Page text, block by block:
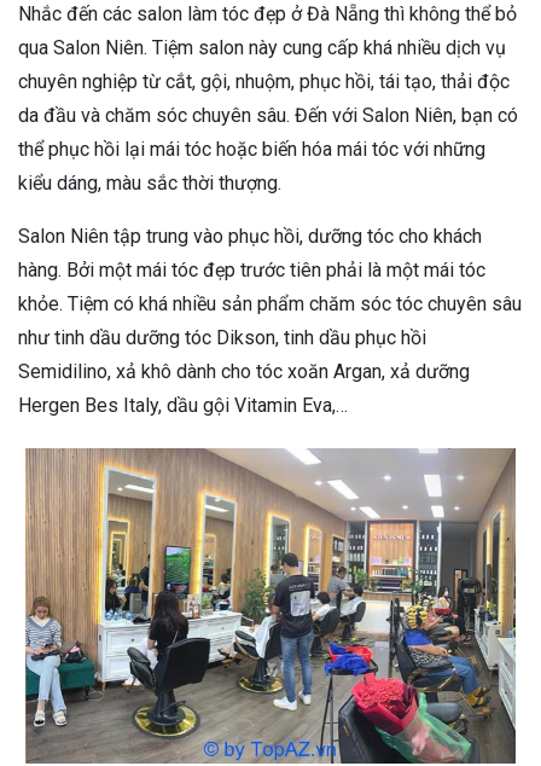
Nhắc đến các salon làm tóc đẹp ở Đà Nẵng thì không thể bỏ
qua Salon Niên. Tiệm salon này cung cấp khá nhiều dịch vụ
chuyên nghiệp từ cắt, gội, nhuộm, phục hồi, tái tạo, thải độc
da đầu và chăm sóc chuyên sâu. Đến với Salon Niên, bạn có
thể phục hồi lại mái tóc hoặc biến hóa mái tóc với những
kiểu dáng, màu sắc thời thượng.
Salon Niên tập trung vào phục hồi, dưỡng tóc cho khách
hàng. Bởi một mái tóc đẹp trước tiên phải là một mái tóc
khỏe. Tiệm có khá nhiều sản phẩm chăm sóc tóc chuyên sâu
như tinh dầu dưỡng tóc Dikson, tinh dầu phục hồi
Semidilino, xả khô dành cho tóc xoăn Argan, xả dưỡng
Hergen Bes Italy, dầu gội Vitamin Eva,…